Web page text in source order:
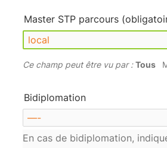
Master STP parcours
Ce champ peut être vu par :Tous
Bidiplomation
En cas de bidiplomation,